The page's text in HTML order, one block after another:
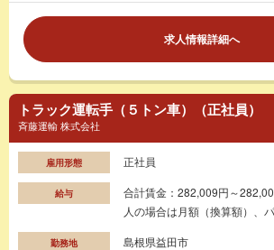
求人情報詳細へ
トラック運転手（５トン車）（正社員）
斉藤運輸 株式会社
雇用形態 正社員
給与
合計賃金：282,009円～
人の場合は月額（換算額）、
勤務地 島根県益田市